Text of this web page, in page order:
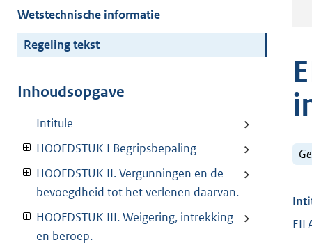
Wetstechnische informatie
Regeling tekst
Inhoudsopgave
Intitule
HOOFDSTUK I Begripsbepaling
HOOFDSTUK II. Vergunningen en de
bevoegdheid tot het verlenen daarvan.
HOOFDSTUK III. Weigering, intrekking
en beroep.